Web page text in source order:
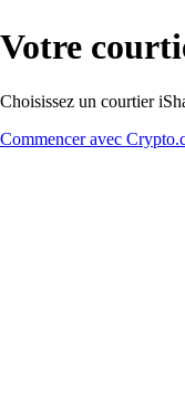
Votre
Choisissez un courtier
Commencer avec